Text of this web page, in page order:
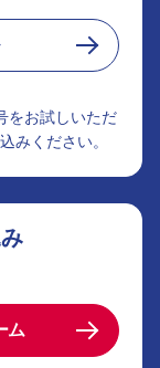
をお試しいただ
みください。
ム